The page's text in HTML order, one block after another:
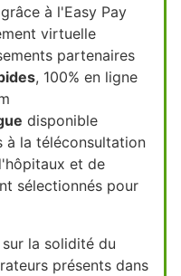
grâce à l'Easy Pay
virtuelle
partenaires
, 100% en ligne
disponible
à la téléconsultation
et de
sélectionnés pour
la solidité du
présents dans